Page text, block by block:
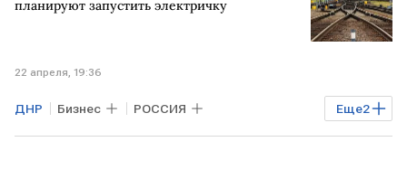
планируют запустить электричку
22 апреля, 19:36
Еще2
ДНР Бизнес РОССИЯ
РОСТОВ-НА-ДОНУ